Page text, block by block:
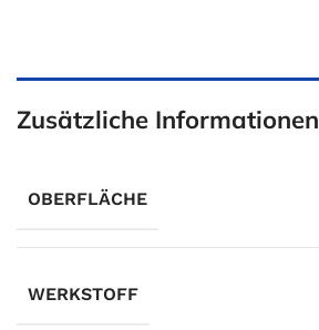
Zusätzliche Informationen
OBERFLÄCHE
WERKSTOFF